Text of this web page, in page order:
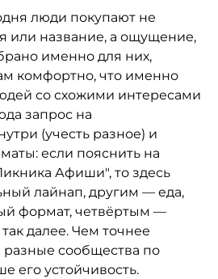
люди покупают не
или название, а ощущение,
именно для них,
комфортно, что именно
со схожими интересами
запрос на
(учесть разное) и
если пояснить на
Афиши", то здесь
лайнап, другим — еда,
формат, четвёртым —
далее. Чем точнее
разные сообщества по
его устойчивость.